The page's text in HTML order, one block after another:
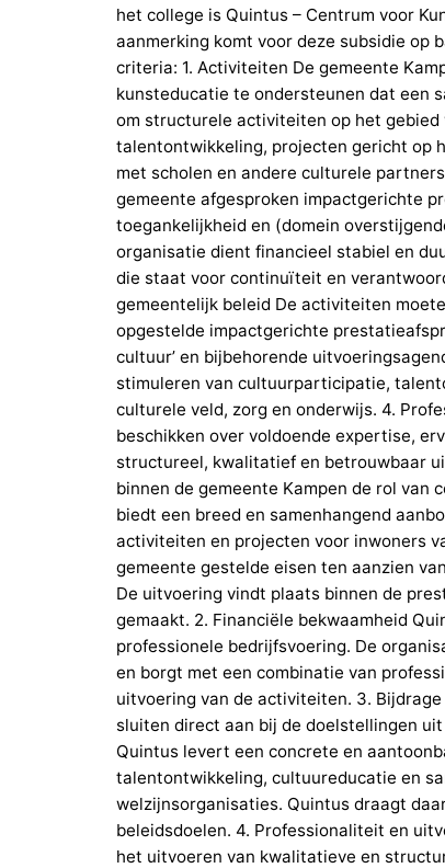
het college is Quintus – Centrum voor
aanmerking komt voor deze subsidie op
criteria: 1. Activiteiten De gemeente
kunsteducatie te ondersteunen dat een
om structurele activiteiten op het
talentontwikkeling, projecten gericht op
met scholen en andere culturele
gemeente afgesproken impactgerichte
toegankelijkheid en (domein
organisatie dient financieel stabiel en
die staat voor continuïteit en
gemeentelijk beleid De activiteiten
opgestelde impactgerichte
cultuur’ en bijbehorende
stimuleren van cultuurparticipatie,
culturele veld, zorg en onderwijs. 4.
beschikken over voldoende expertise,
structureel, kwalitatief en betrouwbaar
binnen de gemeente Kampen de rol van
biedt een breed en samenhangend
activiteiten en projecten voor inwoners
gemeente gestelde eisen ten aanzien
De uitvoering vindt plaats binnen de
gemaakt. 2. Financiële bekwaamheid
professionele bedrijfsvoering. De
en borgt met een combinatie van
uitvoering van de activiteiten. 3.
sluiten direct aan bij de doelstellingen
Quintus levert een concrete en
talentontwikkeling, cultuureducatie en
welzijnsorganisaties. Quintus draagt
beleidsdoelen. 4. Professionaliteit en
het uitvoeren van kwalitatieve en